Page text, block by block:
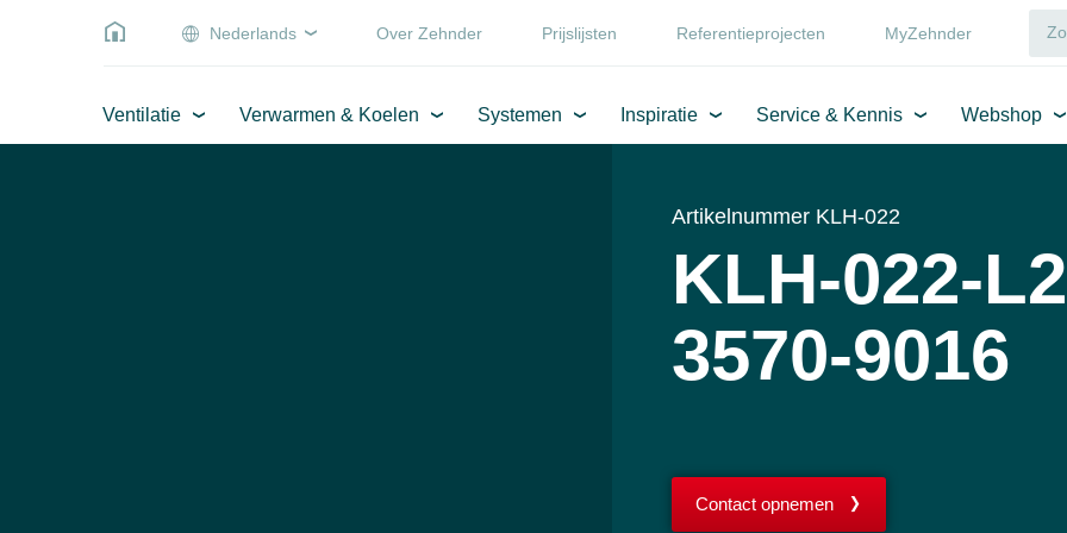
Nederlands Over Zehnder Prijslijsten Referentieprojecten MyZehnder
Ventilatie Verwarmen & Koelen Systemen Inspiratie Service & Kennis Webshop
Artikelnummer KLH-022
KLH-022-
3570-9016
Contact opnemen